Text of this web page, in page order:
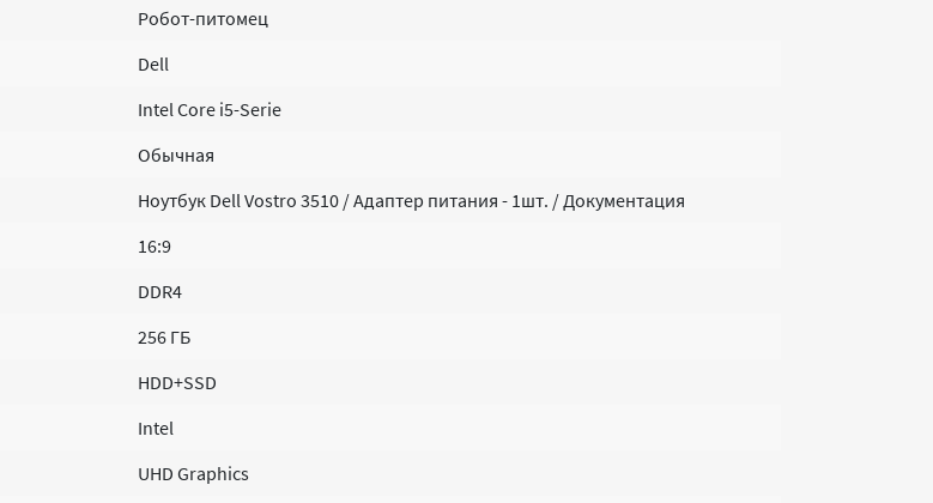
Робот-питомец
Dell
Intel Core i5-Serie
Обычная
Ноутбук Dell Vostro 3510 / Адаптер питания - 1шт. / Документация
16:9
DDR4
256 ГБ
HDD+SSD
Intel
UHD Graphics